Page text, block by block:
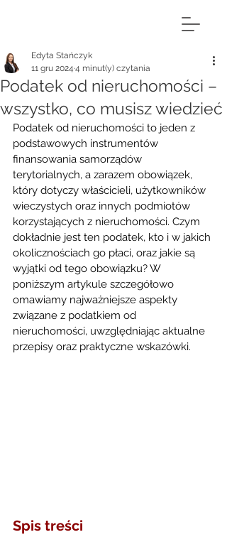
Podatek od nieruchomości –
wszystko, co musisz wiedzieć
Edyta Stańczyk
11 gru 2024 4 minut(y) czytania
Podatek od nieruchomości to jeden z
podstawowych instrumentów
finansowania samorządów
terytorialnych, a zarazem obowiązek,
który dotyczy właścicieli, użytkowników
wieczystych oraz innych podmiotów
korzystających z nieruchomości. Czym
dokładnie jest ten podatek, kto i w jakich
okolicznościach go płaci, oraz jakie są
wyjątki od tego obowiązku? W
poniższym artykule szczegółowo
omawiamy najważniejsze aspekty
związane z podatkiem od
nieruchomości, uwzględniając aktualne
przepisy oraz praktyczne wskazówki.
Spis treści